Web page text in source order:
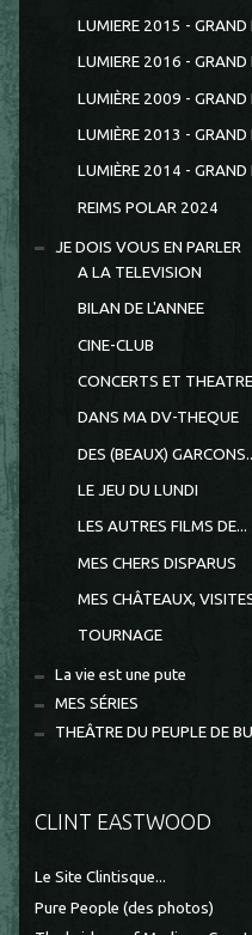
LUMIERE 2015 - GRAND
LUMIERE 2016 - GRAND
LUMIÈRE 2009 - GRAND
LUMIÈRE 2013 - GRAND
LUMIÈRE 2014 - GRAND
REIMS POLAR 2024
JE DOIS VOUS EN PARLER
A LA TELEVISION
BILAN DE L'ANNEE
CINE-CLUB
CONCERTS ET THEATRE
DANS MA DV-THEQUE
DES (BEAUX)
LE JEU DU LUNDI
LES AUTRES FILMS DE...
MES CHERS DISPARUS
MES CHÂTEAUX,
TOURNAGE
La vie est une pute
MES SÉRIES
THEÂTRE DU PEUPLE DE
CLINT EASTWOOD
Le Site Clintisque...
Pure People (des photos)